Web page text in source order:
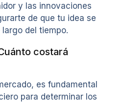
y las innovaciones
de que tu idea se
del tiempo.
costará
es fundamental
para determinar los